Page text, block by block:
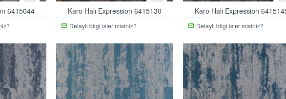
6415044 Karo Halı Expression 6415130
Detaylı bilgi ister misiniz?
Karo Halı Expression
Detaylı bilgi ister misiniz?